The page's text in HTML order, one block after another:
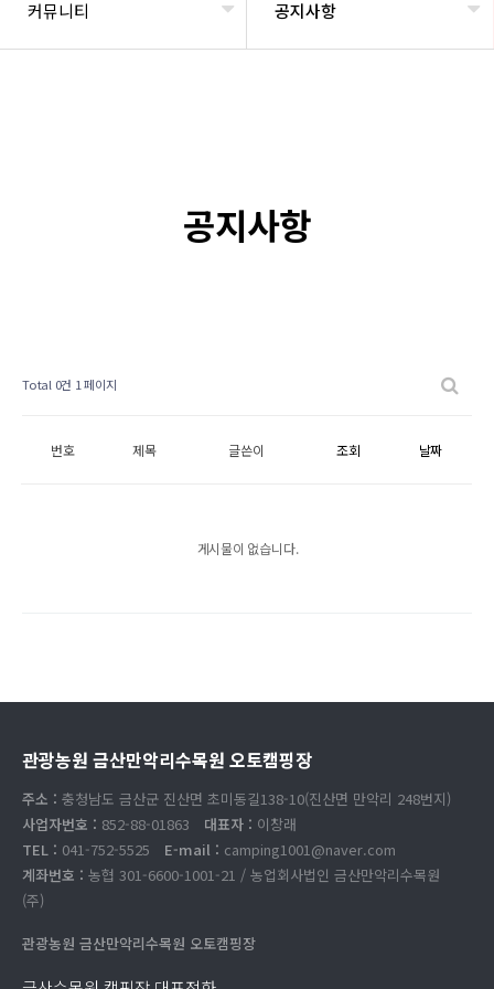
커뮤니티 공지사항
공지사항
Total 0건 1 페이지
번호 제목 글쓴이 조회 날짜
게시물이 없습니다.
관광농원 금산만악리수목원 오토캠핑장
주소 : 충청남도 금산군 진산면 초미동길138-10(진산면 만악리 248번지)
사업자번호 : 852-88-01863 대표자 : 이창래
TEL : 041-752-5525 E-mail : camping1001@naver.com
계좌번호 : 농협 301-6600-1001-21 / 농업회사법인 금산만악리수목원
(주)
관광농원 금산만악리수목원 오토캠핑장